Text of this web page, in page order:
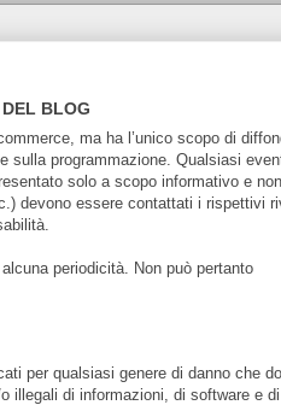
BLOG
ma ha l’unico scopo di
sulla programmazione. Qualsiasi
solo a scopo informativo e non
devono essere contattati i rispettivi
periodicità. Non può pertanto
per qualsiasi genere di danno che
illegali di informazioni, di software e di